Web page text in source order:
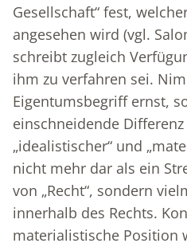
Gesellschaft“ fest,
angesehen wird (vgl.
schreibt zugleich
ihm zu verfahren sei.
Eigentumsbegriff ernst,
einschneidende
„idealistischer“ und
nicht mehr dar als ein
von „Recht“, sondern
innerhalb des Rechts.
materialistische Position